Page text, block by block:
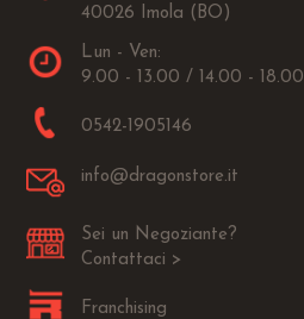
40026 Imola (BO)
Lun - Ven:
9.00 - 13.00 / 14.00 - 18.00
0542-1905146
info@dragonstore.it
Sei un Negoziante?
Contattaci >
Franchising